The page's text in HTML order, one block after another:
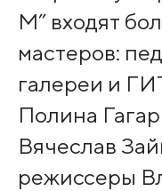
М” входят
мастеров:
галереи и
Полина
Вячеслав
режиссеры